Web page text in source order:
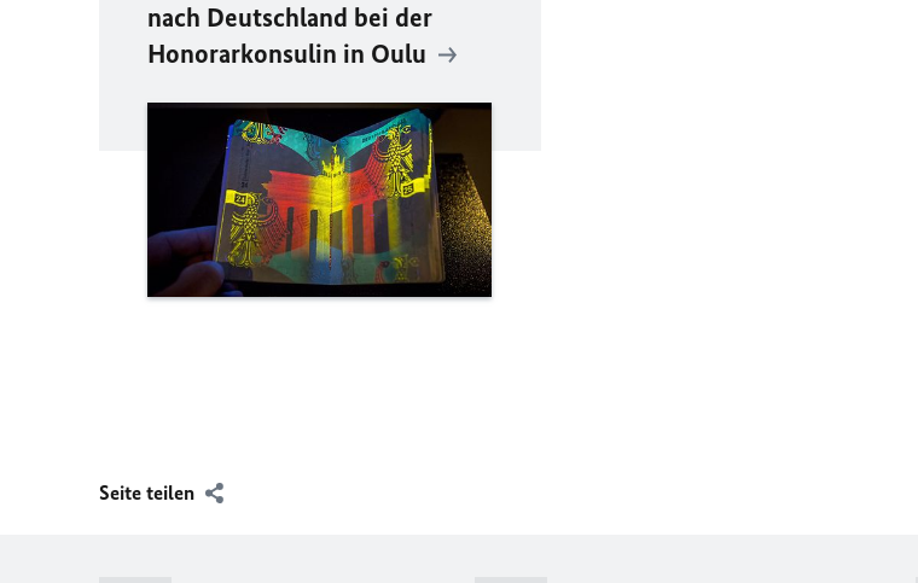
nach Deutschland bei der
Honorarkonsulin in Oulu
Seite teilen